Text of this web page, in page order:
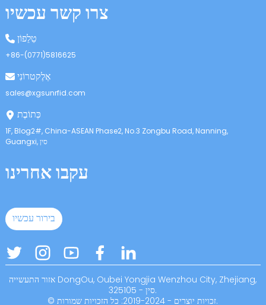
צרו קשר עכשיו
טֵלֵפוֹן
+86-(0771)5816625
אֶלֶקטרוֹנִי
sales@xgsunrfid.com
כְּתוֹבֶת
1F, Blog2#, China-ASEAN Phase2, No.3 Zongbu Road, Nanning,
Guangxi, סין
עקבו אחרינו
בירור עכשיו
אזור התעשייה DongOu, Oubei Yongjia Wenzhou City, Zhejiang,
סין - 325105.
© זכויות יוצרים - 2019-2024: כל הזכויות שמורות.